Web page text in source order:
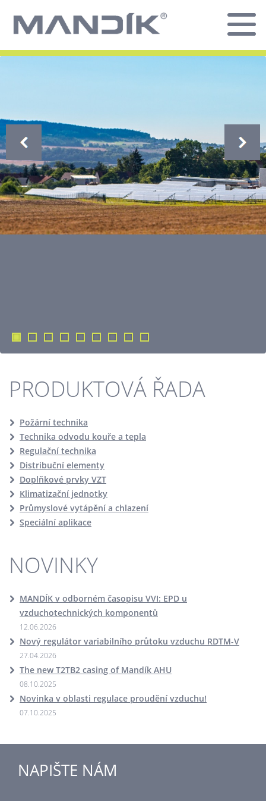
PRODUKTOVÁ ŘADA
Požární technika
Technika odvodu kouře a tepla
Regulační technika
Distribuční elementy
Doplňkové prvky VZT
Klimatizační jednotky
Průmyslové vytápění a chlazení
Speciální aplikace
NOVINKY
MANDÍK v odborném časopisu VVI: EPD u
vzduchotechnických komponentů
12.06.2026
Nový regulátor variabilního průtoku vzduchu RDTM-V
27.04.2026
The new T2TB2 casing of Mandík AHU
08.10.2025
Novinka v oblasti regulace proudění vzduchu!
07.10.2025
NAPIŠTE NÁM